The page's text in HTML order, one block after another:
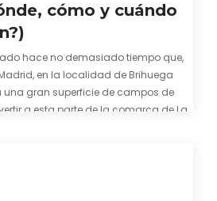
cómo y cuándo
hace no demasiado tiempo que,
en la localidad de Brihuega
una gran superficie de campos de
a esta parte de la comarca de La